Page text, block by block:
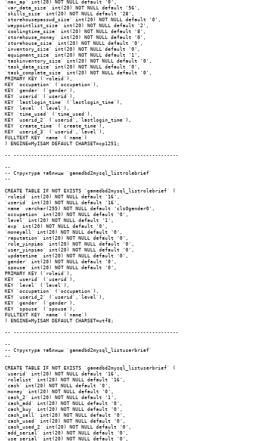
`max_ap` int(20) NOT NULL default '0',
`var_data_size` int(20) NOT NULL default '56',
`skills_size` int(20) NOT NULL default '28',
`storehousepasswd_size` int(20) NOT NULL default '0',
`waypointlist_size` int(20) NOT NULL default '2',
`coolingtime_size` int(20) NOT NULL default '8',
`storehouse_money` int(20) NOT NULL default '0',
`storehouse_size` int(20) NOT NULL default '0',
`inventory_size` int(20) NOT NULL default '0',
`equipment_size` int(20) NOT NULL default '1',
`taskinventory_size` int(20) NOT NULL default '0',
`task_data_size` int(20) NOT NULL default '0',
`task_complete_size` int(20) NOT NULL default '0',
PRIMARY KEY (`roleid`),
KEY `occupation` (`occupation`),
KEY `gender` (`gender`),
KEY `userid` (`userid`),
KEY `lastlogin_time` (`lastlogin_time`),
KEY `level` (`level`),
KEY `time_used` (`time_used`),
KEY `userid_2` (`userid`,`lastlogin_time`),
KEY `create_time` (`create_time`),
KEY `userid_3` (`userid`,`level`),
FULLTEXT KEY `name` (`name`)
) ENGINE=MyISAM DEFAULT CHARSET=cp1251;
-- --------------------------------------------------------
--
-- Структура таблицы `gamedbd2mysql_listrolebrief`
--
CREATE TABLE IF NOT EXISTS `gamedbd2mysql_listrolebrief` (
`roleid` int(20) NOT NULL default '16',
`userid` int(20) NOT NULL default '16',
`name` varchar(255) NOT NULL default 'cls0gender0',
`occupation` int(20) NOT NULL default '0',
`level` int(20) NOT NULL default '1',
`exp` int(20) NOT NULL default '0',
`moneyall` int(20) NOT NULL default '0',
`reputation` int(20) NOT NULL default '0',
`role_yinpiao` int(20) NOT NULL default '0',
`user_yinpiao` int(20) NOT NULL default '0',
`updatetime` int(20) NOT NULL default '0',
`gender` int(20) NOT NULL default '0',
`spouse` int(20) NOT NULL default '0',
PRIMARY KEY (`roleid`),
KEY `userid` (`userid`),
KEY `level` (`level`),
KEY `occupation` (`occupation`),
KEY `userid_2` (`userid`,`level`),
KEY `gender` (`gender`),
KEY `spouse` (`spouse`),
FULLTEXT KEY `name` (`name`)
) ENGINE=MyISAM DEFAULT CHARSET=utf8;
-- --------------------------------------------------------
--
-- Структура таблицы `gamedbd2mysql_listuserbrief`
--
CREATE TABLE IF NOT EXISTS `gamedbd2mysql_listuserbrief` (
`userid` int(20) NOT NULL default '16',
`rolelist` int(20) NOT NULL default '16',
`cash` int(20) NOT NULL default '0',
`money` int(20) NOT NULL default '0',
`cash_2` int(20) NOT NULL default '1',
`cash_add` int(20) NOT NULL default '0',
`cash_buy` int(20) NOT NULL default '0',
`cash_sell` int(20) NOT NULL default '0',
`cash_used` int(20) NOT NULL default '0',
`cash_used_2` int(20) NOT NULL default '0',
`add_serial` int(20) NOT NULL default '0',
`use_serial` int(20) NOT NULL default '0',